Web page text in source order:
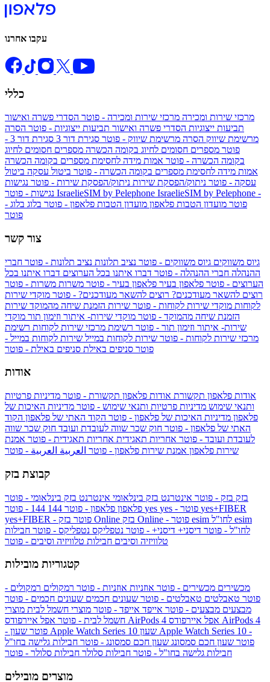
עקבו אחרנו
כללי
מרכזי שירות ומכירה מרכזי שירות ומכירה - פוטר הסדרי פשרה ואישור
תביעות ייצוגיות הסדרי פשרה ואישור תביעות ייצוגיות - פוטר הסרה
מרשימת שיווק הסרה מרשימת שיווק - פוטר סגירת דור 3
סגירת דור 3 -
פוטר מספרים חסומים לחיוג בקומה הכשרה מספרים חסומים לחיוג
בקומה הכשרה - פוטר אמות מידה לחסימת מספרים בקומה הכשרה
אמות מידה לחסימת מספרים בקומה הכשרה - פוטר ביטול עסקה ביטול
עסקה - פוטר ניתוק/הפסקת שירות ניתוק/הפסקת שירות - פוטר נגישות
IsraelieSIM by Pelephone IsraelieSIM by Pelephone -
פוטר מועדון הטבות פלאפון מועדון הטבות פלאפון - פוטר בלוג בלוג -
פוטר
צור קשר
גיוס משווקים גיוס משווקים - פוטר נציב תלונות נציב תלונות - פוטר חברי
ההנהלה חברי ההנהלה - פוטר דברו איתנו בכל הערוצים דברו איתנו בכל
הערוצים - פוטר פלאפון בעיר פלאפון בעיר - פוטר משרות משרות - פוטר
רוצים להשאר מעודכנים? רוצים להשאר מעודכנים? - פוטר מוקדי שירות
לקוחות מוקדי שירות לקוחות - פוטר שירות הזמנת שיחה מהמוקד שירות
הזמנת שיחה מהמוקד - פוטר מוקדי שירות- איתור וזימון תור מוקדי
שירות- איתור וזימון תור - פוטר רשימת מרכזי שירות לקוחות רשימת
מרכזי שירות לקוחות - פוטר שירות לקוחות במייל שירות לקוחות במייל -
פוטר סניפים באילת סניפים באילת - פוטר
אודות
אודות פלאפון תקשורת אודות פלאפון תקשורת - פוטר מדיניות פרטיות
ותנאי שימוש מדיניות פרטיות ותנאי שימוש - פוטר מדיניות האיכות של
פלאפון מדיניות האיכות של פלאפון - פוטר הקוד האתי של פלאפון הקוד
האתי של פלאפון - פוטר חוק שכר שווה לעובדת ועובד חוק שכר שווה
לעובדת ועובד - פוטר אחריות תאגידית אחריות תאגידית - פוטר אמנת
שירות פלאפון אמנת שירות פלאפון - פוטר العربية العربية - פוטר
קבוצת בזק
בזק בזק - פוטר אינטרנט בזק בינלאומי אינטרנט בזק בינלאומי - פוטר
פלאפון פלאפון - פוטר 144 yes
yes+FIBER
yes+FIBER - פוטר בזק Online
esim
לחו"ל - פוטר דיסני+ דיסני+ - פוטר נטפליקס נטפליקס - פוטר חבילות
טלוויזיה וסיבים חבילות טלוויזיה וסיבים - פוטר
קטגוריות מובילות
מכשירים מכשירים - פוטר אוזניות אוזניות - פוטר רמקולים רמקולים -
פוטר טאבלטים טאבלטים - פוטר שעונים חכמים שעונים חכמים - פוטר
מבצעים מבצעים - פוטר אייפד אייפד - פוטר מוצרי חשמל לבית מוצרי
חשמל לבית - פוטר אפל איירפודס AirPods 4 אפל איירפודס AirPods 4
- פוטר שעון Apple Watch Series 10 שעון Apple Watch Series 10 -
פוטר שעון חכם סמסונג שעון חכם סמסונג - פוטר חבילות גלישה בחו"ל
חבילות גלישה בחו"ל - פוטר חבילות סלולר חבילות סלולר - פוטר
מוצרים מובילים